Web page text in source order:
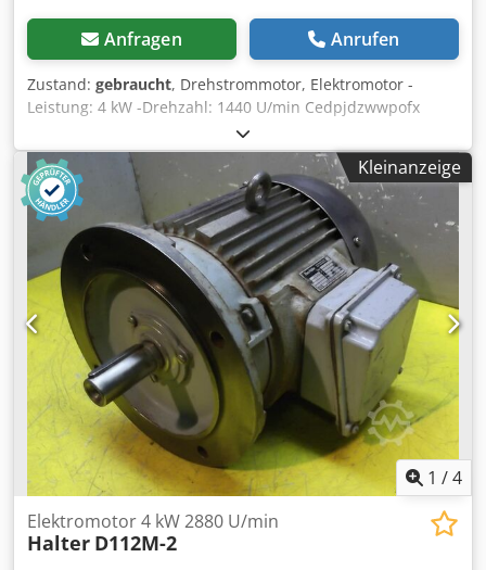
Anfragen Anrufen
Zustand: gebraucht, Drehstrommotor, Elektromotor -
Leistung: 4 kW -Drehzahl: 1440 U/min Cedpjdzwwpofx
Afuerf -Welle: Ø 28 x 35 mm -Bauform: B3 -Schutzart: IP 44
-Abmessungen: 385/300/H230 mm -Gewicht: 52 kg
Kleinanzeige
1 /4
Elektromotor 4 kW 2880 U/min
Halter D112M-2